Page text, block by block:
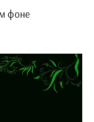
фоне